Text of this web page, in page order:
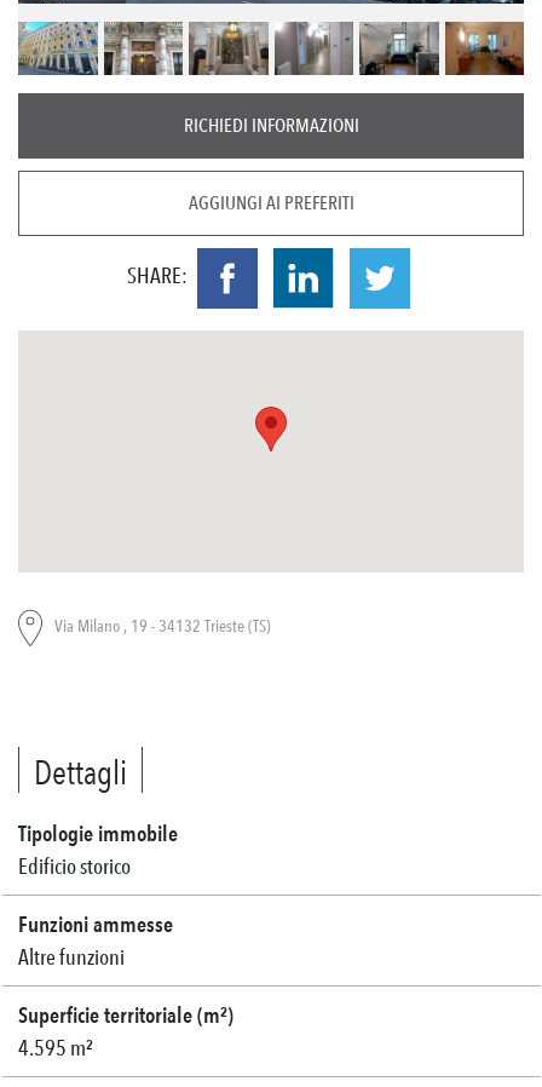
RICHIEDI INFORMAZIONI
AGGIUNGI AI PREFERITI
SHARE:
Via Milano , 19 - 34132 Trieste (TS)
Dettagli
Tipologie immobile
Edificio storico
Funzioni ammesse
Altre funzioni
Superficie territoriale (m²)
4.595 m²